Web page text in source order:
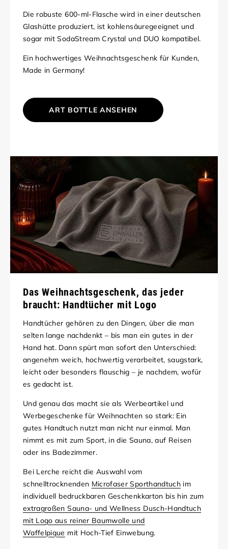
Die robuste 600-ml-Flasche wird in einer deutschen
Glashütte produziert, ist kohlensäuregeeignet und
sogar mit SodaStream Crystal und DUO kompatibel.
Ein hochwertiges Weihnachtsgeschenk für Kunden,
Made in Germany!
ART BOTTLE ANSEHEN
Das Weihnachtsgeschenk, das jeder
braucht: Handtücher mit Logo
Handtücher gehören zu den Dingen, über die man
selten lange nachdenkt – bis man ein gutes in der
Hand hat. Dann spürt man sofort den Unterschied:
angenehm weich, hochwertig verarbeitet, saugstark,
leicht oder besonders flauschig – je nachdem, wofür
es gedacht ist.
Und genau das macht sie als Werbeartikel und
Werbegeschenke für Weihnachten so stark: Ein
gutes Handtuch nutzt man nicht nur einmal. Man
nimmt es mit zum Sport, in die Sauna, auf Reisen
oder ins Badezimmer.
Bei Lerche reicht die Auswahl vom
schnelltrocknenden Microfaser Sporthandtuch im
individuell bedruckbaren Geschenkkarton bis hin zum
extragroßen Sauna- und Wellness Dusch-Handtuch
mit Logo aus reiner Baumwolle und
Waffelpique mit Hoch-Tief Einwebung.